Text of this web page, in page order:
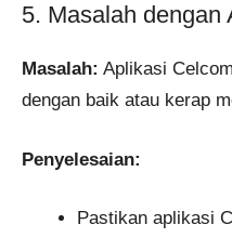
5. Masalah dengan
Masalah: Aplikasi
dengan baik atau kerap
Penyelesaian:
Pastikan aplikasi